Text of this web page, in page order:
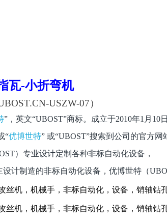
瓦-小折弯机
USZW-07）
”，英文“UBOST”商标。成立于2010年1 月 10日
“优博世特” 或“UBOST”搜索到公司的官方网
）专业设计定制各种非标自动化设备，
计制造的非标自动化设备，优博世特（